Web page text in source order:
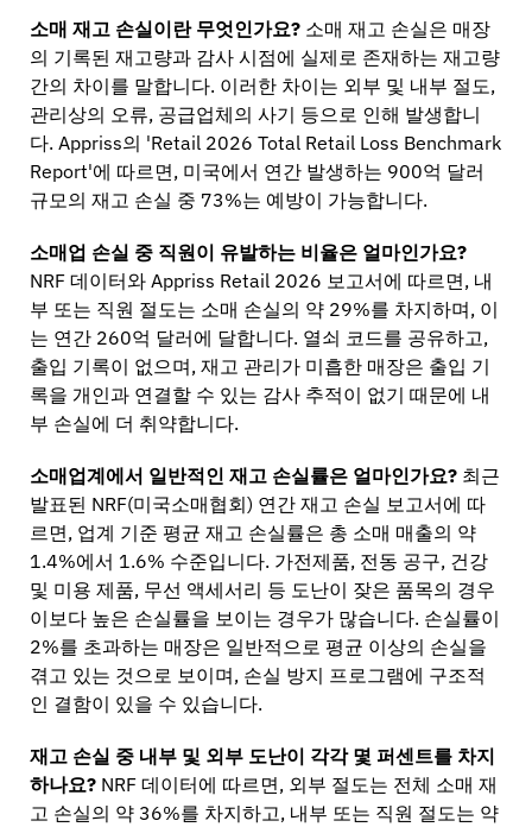
소매 재고 손실이란 무엇인가요? 소매 재고 손실은 매장
의 기록된 재고량과 감사 시점에 실제로 존재하는 재고량
간의 차이를 말합니다. 이러한 차이는 외부 및 내부 절도,
관리상의 오류, 공급업체의 사기 등으로 인해 발생합니
다. Appriss의 'Retail 2026 Total Retail Loss Benchmark
Report'에 따르면, 미국에서 연간 발생하는 900억 달러
규모의 재고 손실 중 73%는 예방이 가능합니다.
소매업 손실 중 직원이 유발하는 비율은 얼마인가요?
NRF 데이터와 Appriss Retail 2026 보고서에 따르면, 내
부 또는 직원 절도는 소매 손실의 약 29%를 차지하며, 이
는 연간 260억 달러에 달합니다. 열쇠 코드를 공유하고,
출입 기록이 없으며, 재고 관리가 미흡한 매장은 출입 기
록을 개인과 연결할 수 있는 감사 추적이 없기 때문에 내
부 손실에 더 취약합니다.
소매업계에서 일반적인 재고 손실률은 얼마인가요? 최근
발표된 NRF(미국소매협회) 연간 재고 손실 보고서에 따
르면, 업계 기준 평균 재고 손실률은 총 소매 매출의 약
1.4%에서 1.6% 수준입니다. 가전제품, 전동 공구, 건강
및 미용 제품, 무선 액세서리 등 도난이 잦은 품목의 경우
이보다 높은 손실률을 보이는 경우가 많습니다. 손실률이
2%를 초과하는 매장은 일반적으로 평균 이상의 손실을
겪고 있는 것으로 보이며, 손실 방지 프로그램에 구조적
인 결함이 있을 수 있습니다.
재고 손실 중 내부 및 외부 도난이 각각 몇 퍼센트를 차지
하나요? NRF 데이터에 따르면, 외부 절도는 전체 소매 재
고 손실의 약 36%를 차지하고, 내부 또는 직원 절도는 약